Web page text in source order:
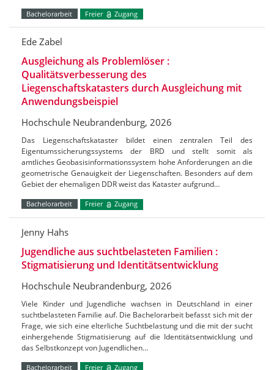
Bachelorarbeit Freier Zugang
Ede Zabel
Ausgleichung als Problemlöser :
Qualitätsverbesserung des
Liegenschaftskatasters durch Ausgleichung mit
Anwendungsbeispiel
Hochschule Neubrandenburg, 2026
Das Liegenschaftskataster bildet einen zentralen Teil des
Eigentumssicherungssystems der BRD und stellt somit als
amtliches Geobasisinformationssystem hohe Anforderungen an die
geometrische Genauigkeit der Liegenschaften. Besonders auf dem
Gebiet der ehemaligen DDR weist das Kataster aufgrund…
Bachelorarbeit Freier Zugang
Jenny Hahs
Jugendliche aus suchtbelasteten Familien :
Stigmatisierung und Identitätsentwicklung
Hochschule Neubrandenburg, 2026
Viele Kinder und Jugendliche wachsen in Deutschland in einer
suchtbelasteten Familie auf. Die Bachelorarbeit befasst sich mit der
Frage, wie sich eine elterliche Suchtbelastung und die mit der sucht
einhergehende Stigmatisierung auf die Identitätsentwicklung und
das Selbstkonzept von Jugendlichen…
Bachelorarbeit Freier Zugang